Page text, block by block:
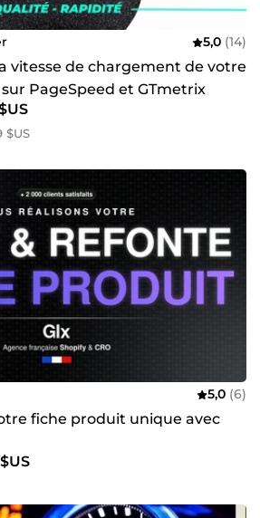
5,0 (14)
vitesse de chargement de votre
sur PageSpeed et GTmetrix
$US
5,0 (6)
fiche produit unique avec